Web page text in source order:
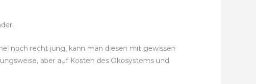
noch recht jung, kann man diesen mit gewissen
aber auf Kosten des Ökosystems und